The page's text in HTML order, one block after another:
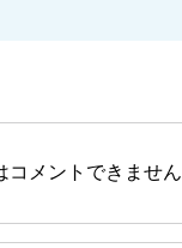
コメントできません